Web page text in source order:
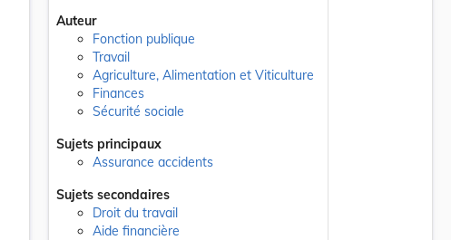
Auteur
Fonction publique
Travail
Agriculture, Alimentation et Viticulture
Finances
Sécurité sociale
Sujets principaux
Assurance accidents
Sujets secondaires
Droit du travail
Aide financière